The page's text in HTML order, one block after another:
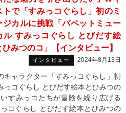
トで「すみっコぐらし」初のミ
ジカルに挑戦「パペットミュー
ル すみっコぐらし とびだす絵
ひみつのコ」【インタビュー】
インタビュー 2024年8月13日
ャラクター「すみっコぐらし」初
コぐらし とびだす絵本とひみつの
すみっコたちが冒険を繰り広げる
コぐらし とびだす絵本とひみつの